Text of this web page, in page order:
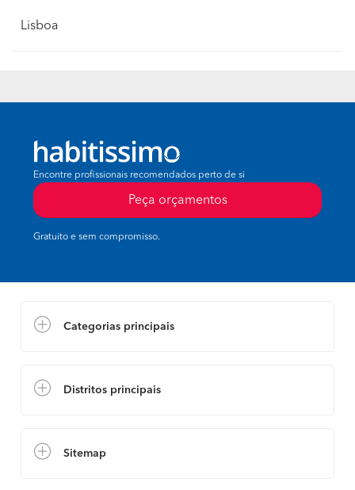
orgulho?
Lisboa
Encontre profissionais recomendados perto de si
Peça orçamentos
Gratuito e sem compromisso.
Categorias principais
Distritos principais
Sitemap